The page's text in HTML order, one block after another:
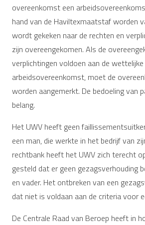
overeenkomst een
hand van de Haviltexmaatstaf worden
wordt gekeken naar de rechten en
zijn overeengekomen. Als de
verplichtingen voldoen aan de
arbeidsovereenkomst, moet de
worden aangemerkt. De bedoeling van
belang.
Het UWV heeft geen
een man, die werkte in het bedrijf van
rechtbank heeft het UWV zich terecht
gesteld dat er geen gezagsverhouding
en vader. Het ontbreken van een
dat niet is voldaan aan de criteria voor
De Centrale Raad van Beroep heeft in